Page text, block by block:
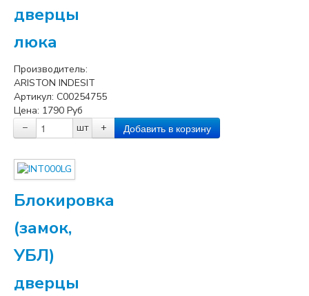
дверцы
люка
Производитель:
ARISTON INDESIT
Артикул: C00254755
Цена: 1790 Руб
−
шт +
Блокировка
(замок,
УБЛ)
дверцы